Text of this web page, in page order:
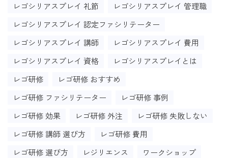
レゴシリアスプレイ 礼節
レゴシリアスプレイ 管理職
レゴシリアスプレイ 認定ファシリテーター
レゴシリアスプレイ 講師
レゴシリアスプレイ 費用
レゴシリアスプレイ 資格
レゴシリアスプレイとは
レゴ研修
レゴ研修 おすすめ
レゴ研修 ファシリテーター
レゴ研修 事例
レゴ研修 効果
レゴ研修 外注
レゴ研修 失敗しない
レゴ研修 講師 選び方
レゴ研修 費用
レゴ研修 選び方
レジリエンス
ワークショップ